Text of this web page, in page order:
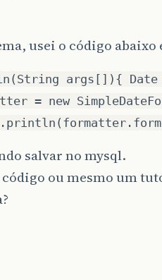
usei o código
args[]){ Date
= new
salvar no mysql.
ou mesmo um